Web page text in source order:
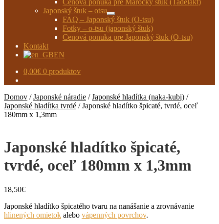
Cenová ponuka pre Marocký štuk (Tadelakt)
Japonský štuk – otsu
Rozbaliť
podradené
menu
FAQ – Japonský štuk (O-tsu)
Fotky – o-tsu (japonský štuk)
Cenová ponuka pre Japonský štuk (O-tsu)
Kontakt
EN
0,00€ 0 produktov
Domov /Japonské náradie /Japonské hladítka (naka-kubi) /
Japonské hladítka tvrdé /Japonské hladítko špicaté, tvrdé, oceľ
180mm x 1,3mm
Japonské hladítko špicaté,
tvrdé, oceľ 180mm x 1,3mm
18,50€
Japonské hladítko špicatého tvaru na nanášanie a zrovnávanie
hlinených omietok alebo vápenných povrchov.